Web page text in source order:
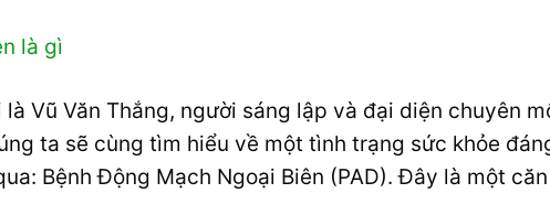
Vũ Văn Thắng, người sáng lập và đại diện chuyên
ta sẽ cùng tìm hiểu về một tình trạng sức khỏe
Bệnh Động Mạch Ngoại Biên (PAD). Đây là một căn